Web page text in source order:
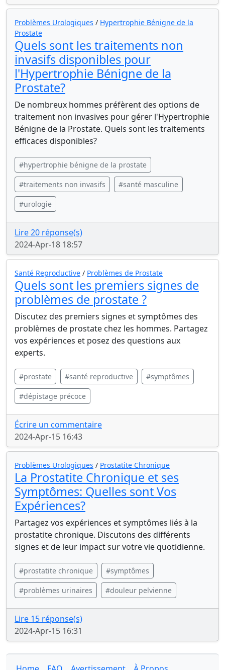
Problèmes Urologiques / Hypertrophie Bénigne de la
Prostate
Quels sont les traitements non
invasifs disponibles pour
l'Hypertrophie Bénigne de la
Prostate?
De nombreux hommes préfèrent des options de
traitement non invasives pour gérer l'Hypertrophie
Bénigne de la Prostate. Quels sont les traitements
efficaces disponibles?
#hypertrophie bénigne de la prostate
#traitements non invasifs #santé masculine
#urologie
Lire 20 réponse(s)
2024-Apr-18 18:57
Santé Reproductive / Problèmes de Prostate
Quels sont les premiers signes de
problèmes de prostate ?
Discutez des premiers signes et symptômes des
problèmes de prostate chez les hommes. Partagez
vos expériences et posez des questions aux
experts.
#prostate #santé reproductive #symptômes
#dépistage précoce
Écrire un commentaire
2024-Apr-15 16:43
Problèmes Urologiques / Prostatite Chronique
La Prostatite Chronique et ses
Symptômes: Quelles sont Vos
Expériences?
Partagez vos expériences et symptômes liés à la
prostatite chronique. Discutons des différents
signes et de leur impact sur votre vie quotidienne.
#prostatite chronique #symptômes
#problèmes urinaires #douleur pelvienne
Lire 15 réponse(s)
2024-Apr-15 16:31